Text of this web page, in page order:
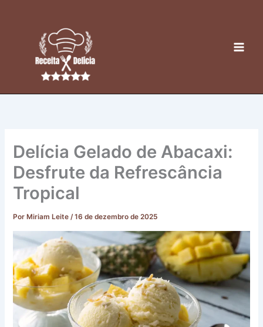
Delícia Gelado de Abacaxi:
Desfrute da Refrescância
Tropical
Por Miriam Leite/16 de dezembro de 2025